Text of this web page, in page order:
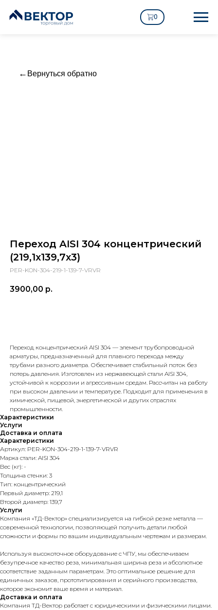
0
Вернуться обратно
Переход AISI 304 концентрический
(219,1х139,7х3)
PER-KON-304-219-1-139-7-VRVR
3900,00 р.
Переход концентрический AISI 304 — элемент трубопроводной
арматуры, предназначенный для плавного перехода между
трубами разного диаметра. Обеспечивает стабильный поток без
потерь давления. Изготовлен из нержавеющей стали AISI 304,
устойчивой к коррозии и агрессивным средам. Рассчитан на работу
при высоком давлении и температуре. Подходит для применения в
химической, пищевой, энергетической и других отраслях
промышленности.
Характеристики
Услуги
Доставка и оплата
Характеристики
Артикул: PER-KON-304-219-1-139-7-VRVR
Марка стали: AISI 304
Вес (кг): -
Толщина стенки: 3
Тип: концентрический
Первый диаметр: 219,1
Второй диаметр: 139,7
Услуги
Компания «ТД-Вектор» специализируется на гибкой резке металла —
современной технологии, позволяющей получить детали любой
сложности и формы по вашим индивидуальным чертежам и размерам.
Используя высокоточное оборудование с ЧПУ, мы обеспечиваем
безупречное качество реза, минимальная ширина реза и абсолютное
соответствие заданным параметрам. Это оптимальное решение для
единичных заказов, прототипирования и серийного производства,
которое экономит ваше время и материал.
Доставка и оплата
Компания ТД-Вектор работает с юридическими и физическими лицами.